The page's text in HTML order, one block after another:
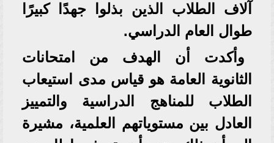
آلاف الطلاب الذين بذلوا جهدًا كبيرًا
طوال العام الدراسي.
وأكدت أن الهدف من امتحانات
الثانوية العامة هو قياس مدى استيعاب
الطلاب للمناهج الدراسية والتمييز
العادل بين مستوياتهم العلمية، مشيرة